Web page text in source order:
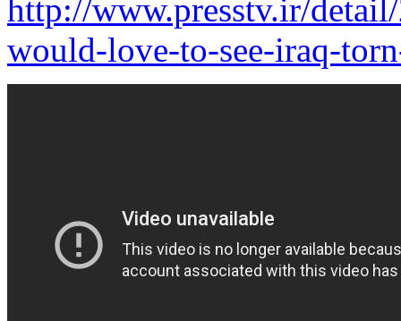
http://www.presstv.ir/
would-love-to-see-iraq-